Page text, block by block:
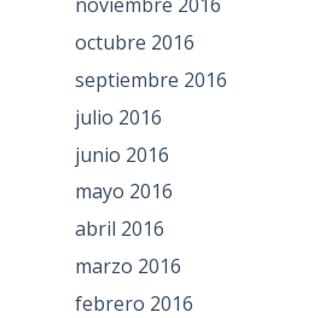
octubre 2016
septiembre 2016
julio 2016
junio 2016
mayo 2016
abril 2016
marzo 2016
febrero 2016